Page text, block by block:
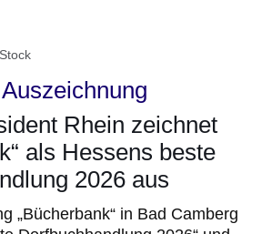
Auszeichnung
Rhein zeichnet
als Hessens beste
2026 aus
„Bücherbank“ in Bad Camberg